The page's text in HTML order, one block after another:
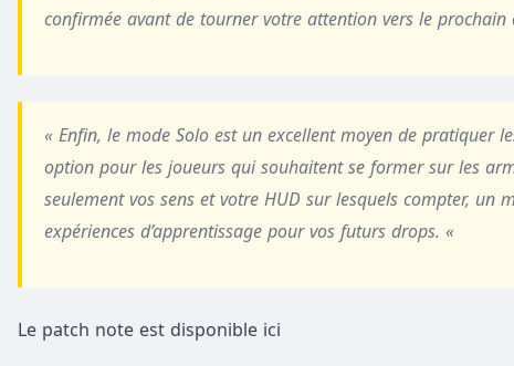
confirmée avant de tourner votre attention vers le prochain
« Enfin, le mode Solo est un excellent moyen de pratiquer
option pour les joueurs qui souhaitent se former sur les
seulement vos sens et votre HUD sur lesquels compter,
expériences d’apprentissage pour vos futurs drops. «
Le patch note est disponible ici